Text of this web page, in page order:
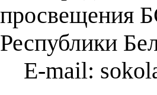
просвещения
Республики
E-mail: